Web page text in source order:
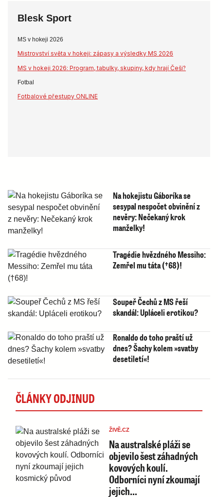
Blesk Sport
MS v hokeji 2026
Mistrovství světa v hokeji: zápasy a výsledky MS 2026
MS v hokeji 2026: Program, tabulky, skupiny, kdy hrají Češi?
Fotbal
Fotbalové přestupy ONLINE
Na hokejistu Gáboríka se
sesypal nespočet obvinění z
nevěry: Nečekaný krok
manželky!
Tragédie hvězdného Messiho:
Zemřel mu táta (†68)!
Soupeř Čechů z MS řeší
skandál: Upláceli erotikou?
Ronaldo do toho praští už
dnes? Šachy kolem »svatby
desetiletí«!
ČLÁNKY ODJINUD
ŽIVĚ.CZ
Na australské pláži se
objevilo šest záhadných
kovových koulí.
Odborníci nyní zkoumají
jejich…